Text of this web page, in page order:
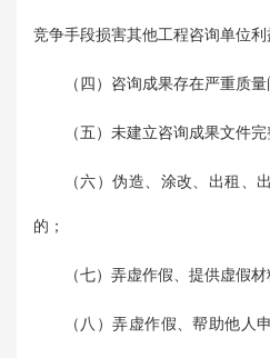
竞争手段损害其他工程咨询单位利
（四）咨询成果存在严重质量
（五）未建立咨询成果文件完
（六）伪造、涂改、出租、
的；
（七）弄虚作假、提供虚假
（八）弄虚作假、帮助他人